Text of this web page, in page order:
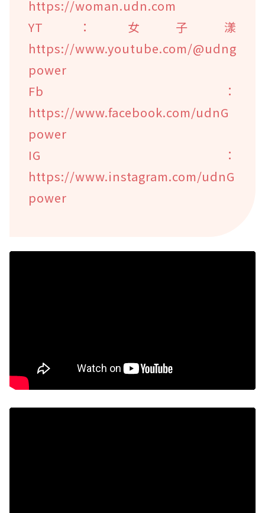
https://woman.udn.com
YT：女子漾
https://www.youtube.com/@udng
power
Fb：
https://www.facebook.com/udnG
power
IG：
https://www.instagram.com/udnG
power